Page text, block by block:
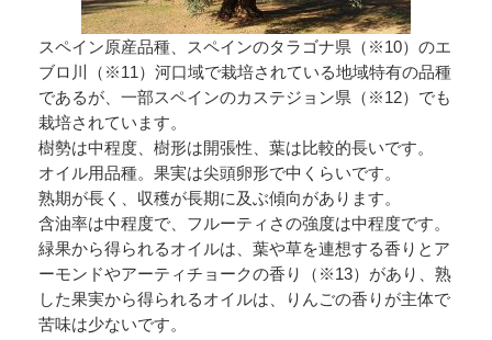
スペイン原産品種、スペインのタラゴナ県（※10）のエ
ブロ川（※11）河口域で栽培されている地域特有の品種
であるが、一部スペインのカステジョン県（※12）でも
栽培されています。
樹勢は中程度、樹形は開張性、葉は比較的長いです。
オイル用品種。果実は尖頭卵形で中くらいです。
熟期が長く、収穫が長期に及ぶ傾向があります。
含油率は中程度で、フルーティさの強度は中程度です。
緑果から得られるオイルは、葉や草を連想する香りとア
ーモンドやアーティチョークの香り（※13）があり、熟
した果実から得られるオイルは、りんごの香りが主体で
苦味は少ないです。